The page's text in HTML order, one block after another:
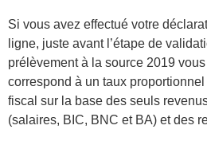
Si vous avez effectué votre
ligne, juste avant l’étape de
prélèvement à la source 2019 vous
correspond à un taux
fiscal sur la base des seuls
(salaires, BIC, BNC et BA) et des